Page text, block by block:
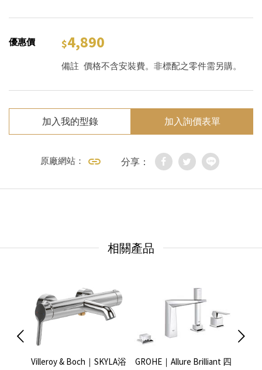
優惠價 4,890
備註 價格不含安裝費。非標配之零件需另購。
加入我的型錄 加入詢價表單
原廠網站： 分享：
相關產品
Villeroy & Boch｜SKYLA浴
GROHE｜Allure Brilliant 四